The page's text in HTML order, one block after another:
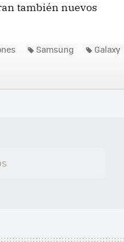
también nuevos
Samsung Galaxy